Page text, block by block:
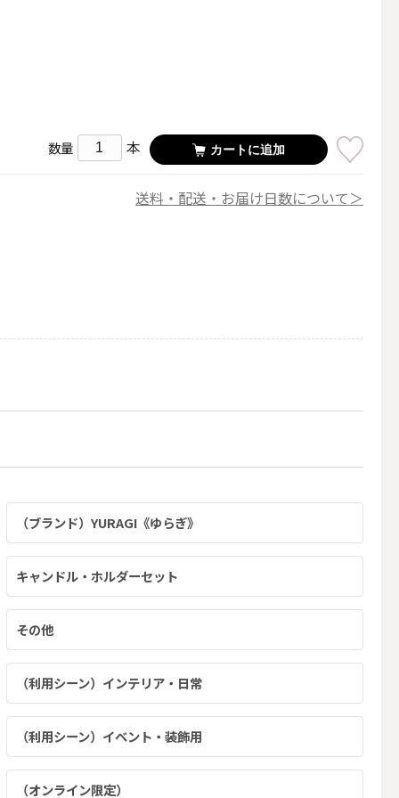
簡単手作りキャンドル材料
数量 本 カートに追加
送料・配送・お届け日数について＞
（ブランド）YURAGI《ゆらぎ》
キャンドル・ホルダーセット
その他
（利用シーン）インテリア・日常
（利用シーン）イベント・装飾用
（オンライン限定）